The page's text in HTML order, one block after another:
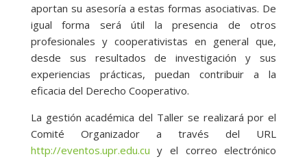
aportan su asesoría a estas formas asociativas. De
igual forma será útil la presencia de otros
profesionales y cooperativistas en general que,
desde sus resultados de investigación y sus
experiencias prácticas, puedan contribuir a la
eficacia del Derecho Cooperativo.
La gestión académica del Taller se realizará por el
Comité Organizador a través del URL
http://eventos.upr.edu.cu y el correo electrónico